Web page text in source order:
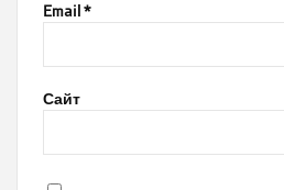
Email *
Сайт